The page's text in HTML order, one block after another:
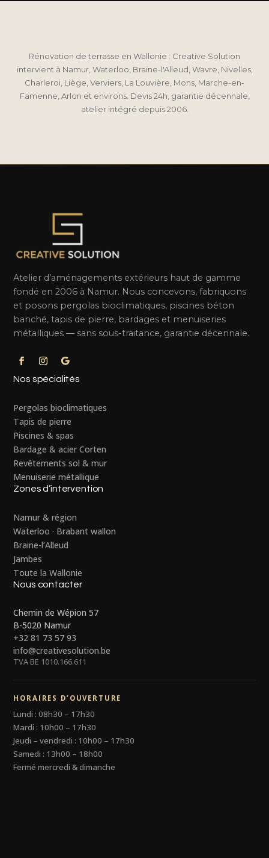
Rénovation de terrasse en Wallonie : Creative Solution
intervient à Namur, Waterloo, Braine-l'Alleud, Wavre, Nivelles,
Charleroi, Liège, Verviers, La Louvière, Mons, Marche-en-
Famenne, Arlon et environs. Devis 24h, garantie décennale,
atelier intégré depuis 2006.
Atelier d’aménagements extérieurs haut de gamme
fondé en 2006 à Namur. Nous concevons, fabriquons
et posons pergolas bioclimatiques, piscines béton
banché, tapis de pierre, bardages et menuiseries
métalliques — sans sous-traitance, garantie décennale.
Nos spécialités
Pergolas bioclimatiques
Tapis de pierre
Piscines & spas
Bardage & acier Corten
Revêtements sol & mur
Menuiserie métallique
Zones d’intervention
Namur & région
Waterloo · Brabant wallon
Braine-l’Alleud
Jambes
Toute la Wallonie
Nous contacter
Chemin de Wépion 57
B-5020 Namur
+32 81 73 57 93
info@creativesolution.be
TVA BE 1010.166.611
HORAIRES D’OUVERTURE
Lundi : 08h30 – 17h30
Mardi : 10h00 – 17h30
Jeudi – vendredi : 10h00 – 17h30
Samedi : 13h00 – 18h00
Fermé mercredi & dimanche